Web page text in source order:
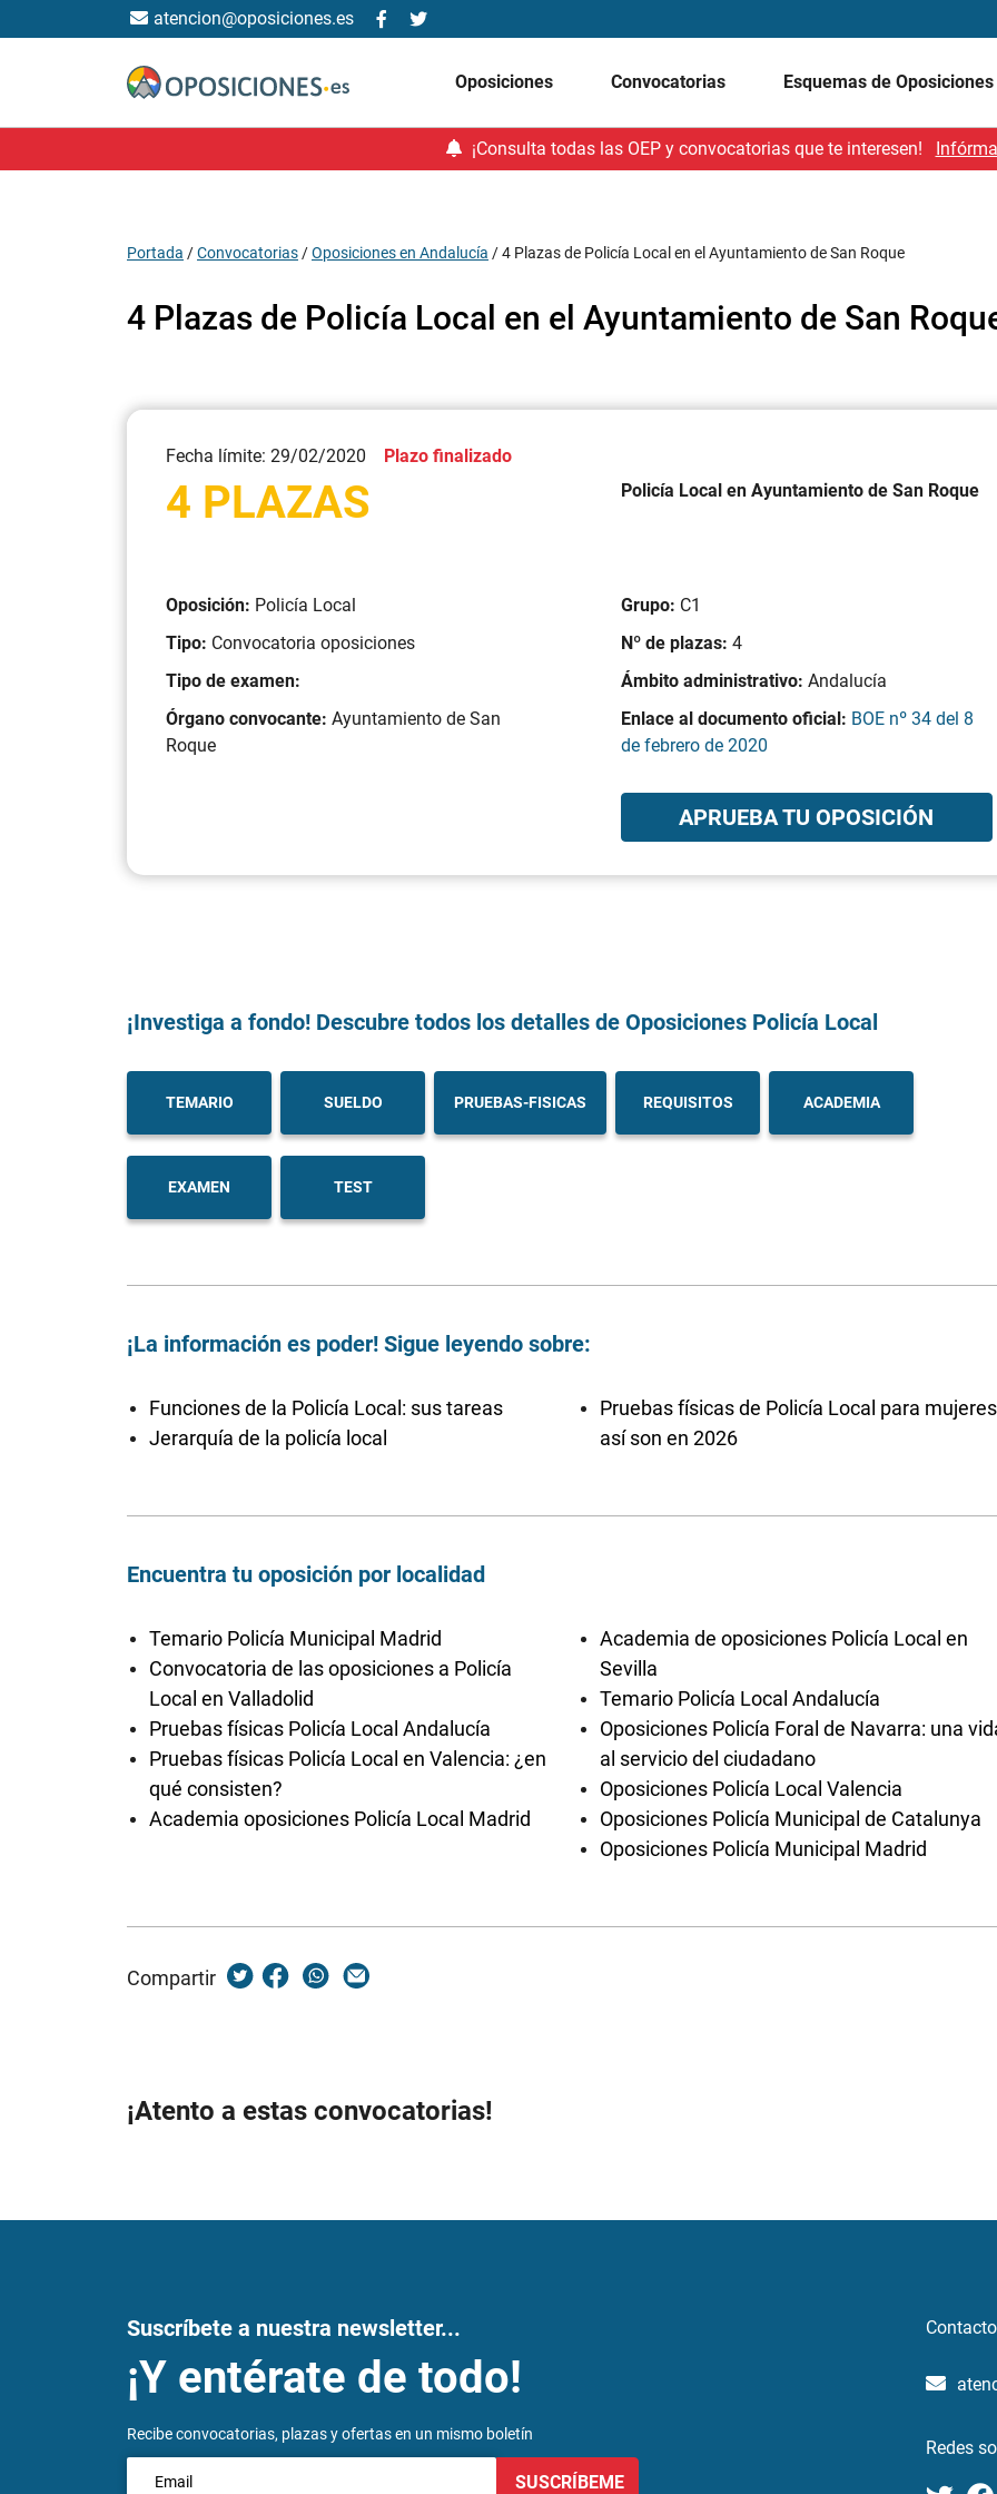
atencion@oposiciones.es
Oposiciones Convocatorias Esquemas de Oposiciones
¡Consulta todas las OEP y convocatorias que te interesen!
Portada /Convocatorias /Oposiciones en Andalucía /4 Plazas de Policía Local en el Ayuntamiento de San Roque
4 Plazas de Policía Local en el Ayuntamiento de San
Fecha límite: 29/02/2020 Plazo finalizado
4 PLAZAS Policía Local en Ayuntamiento de San Roque
Oposición: Policía Local
Tipo: Convocatoria oposiciones
Tipo de examen:
Órgano convocante: Ayuntamiento de San
Roque
Grupo: C1
Nº de plazas: 4
Ámbito administrativo: Andalucía
Enlace al documento oficial: BOE nº 34 del 8
de febrero de 2020
APRUEBA TU OPOSICIÓN
¡Investiga a fondo! Descubre todos los detalles de Oposiciones Policía Local
TEMARIO SUELDO PRUEBAS-FISICAS REQUISITOS ACADEMIA
EXAMEN TEST
¡La información es poder! Sigue leyendo sobre:
Funciones de la Policía Local: sus tareas
Jerarquía de la policía local
Pruebas físicas de Policía Local para
así son en 2026
Encuentra tu oposición por localidad
Temario Policía Municipal Madrid
Convocatoria de las oposiciones a Policía
Local en Valladolid
Pruebas físicas Policía Local Andalucía
Pruebas físicas Policía Local en Valencia: ¿en
qué consisten?
Academia oposiciones Policía Local Madrid
Academia de oposiciones Policía Local en
Sevilla
Temario Policía Local Andalucía
Oposiciones Policía Foral de Navarra: una
al servicio del ciudadano
Oposiciones Policía Local Valencia
Oposiciones Policía Municipal de Catalunya
Oposiciones Policía Municipal Madrid
Compartir
¡Atento a estas convocatorias!
Suscríbete a nuestra newsletter...
¡Y entérate de todo!
Recibe convocatorias, plazas y ofertas en un mismo boletín
SUSCRÍBEME
Redes